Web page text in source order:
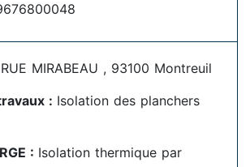
MIRABEAU , 93100 Montreuil
: Isolation des planchers
: Isolation thermique par